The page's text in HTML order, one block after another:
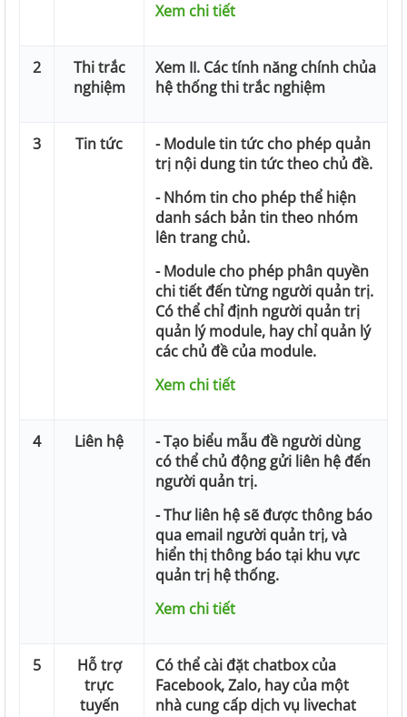
Xem chi tiết
2
Thi trắc
nghiệm
Xem II. Các tính năng chính chủa
hệ thống thi trắc nghiệm
3 Tin tức
- Module tin tức cho phép quản
trị nội dung tin tức theo chủ đề.
- Nhóm tin cho phép thể hiện
danh sách bản tin theo nhóm
lên trang chủ.
- Module cho phép phân quyền
chi tiết đến từng người quản trị.
Có thể chỉ định người quản trị
quản lý module, hay chỉ quản lý
các chủ đề của module.
Xem chi tiết
4 Liên hệ
- Tạo biểu mẫu đề người dùng
có thể chủ động gửi liên hệ đến
người quản trị.
- Thư liên hệ sẽ được thông báo
qua email người quản trị, và
hiển thị thông báo tại khu vực
quản trị hệ thống.
Xem chi tiết
5
Hỗ trợ
trực
tuyến
Có thể cài đặt chatbox của
Facebook, Zalo, hay của một
nhà cung cấp dịch vụ livechat